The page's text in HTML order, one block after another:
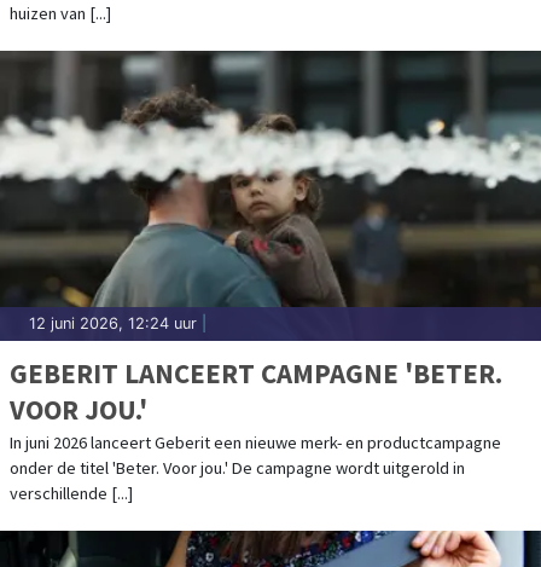
huizen van [...]
12 juni 2026, 12:24 uur
GEBERIT LANCEERT CAMPAGNE 'BETER.
VOOR JOU.'
In juni 2026 lanceert Geberit een nieuwe merk- en productcampagne
onder de titel 'Beter. Voor jou.' De campagne wordt uitgerold in
verschillende [...]